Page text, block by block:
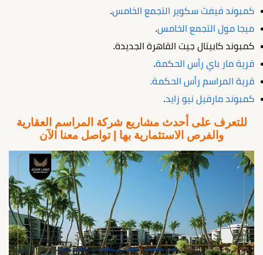
كمبوند فيفث سكوير التجمع الخامس.
ميجا مول التجمع الخامس.
كمبوند كابيتال جيت القاهرة الجديدة.
قرية مار باي رأس الحكمة.
قرية المراسم رأس الحكمة.
كمبوند مارفيل نيو زايد.
للتعرف على أحدث مشاريع شركة المراسم العقارية
والفرص الاستثمارية بها | تواصل معنا الآن